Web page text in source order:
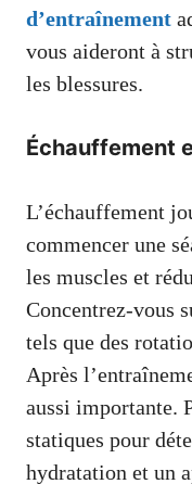
d’entraînement
vous aideront à
les blessures.
Échauffement
L’échauffement
commencer une
les muscles et
Concentrez-vous
tels que des
Après
aussi importante.
statiques pour
hydratation et un